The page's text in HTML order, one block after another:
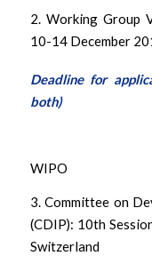
2. Working Group
10-14 December
Deadline for
both)
WIPO
3. Committee on
(CDIP): 10th
Switzerland